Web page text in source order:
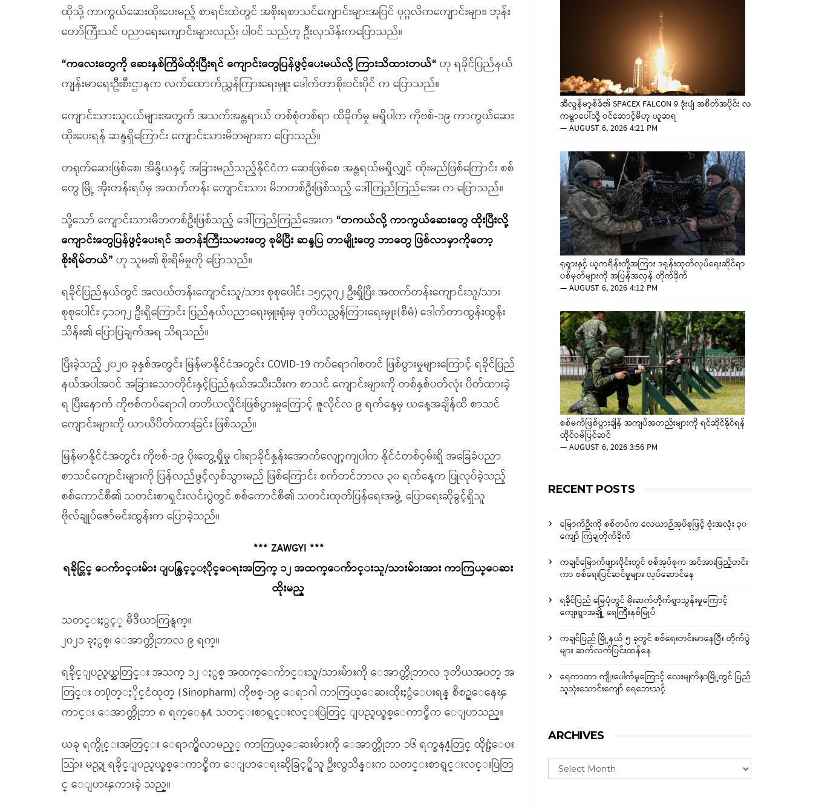
ထိုသို့ ကာကွယ်ဆေးထိုးပေးမည့် စာရင်းထဲတွင် အစိုးရစာသင်ကျောင်းများအပြင် ပုဂ္ဂလိကကျောင်းများ၊ ဘုန်း
တော်ကြီးသင် ပညာရေးကျောင်းများလည်း ပါဝင် သည်ဟု ဦးလှသိန်းကပြောသည်။
“ကလေးတွေကို ဆေးနှစ်ကြိမ်ထိုးပြီးရင် ကျောင်းတွေပြန်ဖွင့်ပေးမယ်လို့ ကြားသိထားတယ်“ ဟု ရခိုင်ပြည်နယ်
ကျန်းမာရေးဦးစီးဌာနက လက်ထောက်ညွှန်ကြားရေးမှူး ဒေါက်တာစိုးဝင်းပိုင် က ပြောသည်။
ကျောင်းသားသူငယ်များအတွက် အသက်အန္တရာယ် တစ်စုံတစ်ရာ ထိခိုက်မှု မရှိပါက ကိုဗစ်-၁၉ ကာကွယ်ဆေး
ထိုးပေးရန် ဆန္ဒရှိကြောင်း ကျောင်းသားမိဘများက ပြောသည်။
တရုတ်ဆေးဖြစ်စေ၊ အိန္ဒိယနှင့် အခြားမည်သည့်နိုင်ငံက ဆေးဖြစ်စေ အန္တရယ်မရှိလျှင် ထိုးမည်ဖြစ်ကြောင်း စစ်
တွေ မြို့ အိုးတန်းရပ်မှ အထက်တန်း ကျောင်းသား မိဘတစ်ဦးဖြစ်သည့် ဒေါ်ကြည်ကြည်အေး က ပြောသည်။
သို့သော် ကျောင်းသားမိဘတစ်ဦးဖြစ်သည့် ဒေါ်ကြည်ကြည်အေးက “တကယ်လို့ ကာကွယ်ဆေးတွေ ထိုးပြီးလို့
ကျောင်းတွေပြန်ဖွင့်ပေးရင် အတန်းကြီးသမားတွေ စုမိပြီး ဆန္ဒပြ တာမျိုးတွေ ဘာတွေ ဖြစ်လာမှာကိုတော့
စိုးရိမ်တယ်” ဟု သူမ၏ စိုးရိမ်မှုကို ပြောသည်။
ရခိုင်ပြည်နယ်တွင် အလယ်တန်းကျောင်းသူ/သား စုစုပေါင်း ၁၅၄၃၇၂ ဦးရှိပြီး အထက်တန်းကျောင်းသူ/သား
စုစုပေါင်း ၄၁၁၇၂ ဦးရှိကြောင်း ပြည်နယ်ပညာရေးမှူးရုံးမှ ဒုတိယညွှန်ကြားရေးမှူး(စီမံ) ဒေါက်တာထွန်းထွန်း
သိန်း၏ ပြောပြချက်အရ သိရသည်။
ပြီးခဲ့သည့် ၂၀၂၀ ခုနှစ်အတွင်း မြန်မာနိုင်ငံအတွင်း COVID-19 ကပ်ရောဂါစတင် ဖြစ်ပွားမှုများကြောင့် ရခိုင်ပြည်
နယ်အပါအဝင် အခြားသောတိုင်းနှင့်ပြည်နယ်အသီးသီးက စာသင် ကျောင်းများကို တစ်နှစ်ပတ်လုံး ပိတ်ထားခဲ့
ရ ပြီးနောက် ကိုဗစ်ကပ်ရောဂါ တတိယလှိုင်းဖြစ်ပွားမှုကြောင့် ဇူလိုင်လ ၉ ရက်နေ့မှ ယနေ့အချိန်ထိ စာသင်
ကျောင်းများကို ယာယီပိတ်ထားခြင်း ဖြစ်သည်။
မြန်မာနိုင်ငံအတွင်း ကိုဗစ်-၁၉ ပိုးတွေ့ရှိမှု ငါးရာခိုင်နှုန်းအောက်လျော့ကျပါက နိုင်ငံတစ်ဝှမ်းရှိ အခြေခံပညာ
စာသင်ကျောင်းများကို ပြန်လည်ဖွင့်လှစ်သွားမည် ဖြစ်ကြောင်း စက်တင်ဘာလ ၃၀ ရက်နေ့က ပြုလုပ်ခဲ့သည့်
စစ်ကောင်စီ၏ သတင်းစာရှင်းလင်းပွဲတွင် စစ်ကောင်စီ၏ သတင်းထုတ်ပြန်ရေးအဖွဲ့ ပြောရေးဆိုခွင့်ရှိသူ
ဗိုလ်ချုပ်ဇော်မင်းထွန်းက ပြောခဲ့သည်။
*** ZAWGYI ***
ရခိုင္တြင္ ေက်ာင္းမ်ား ျပန္ဖြင့္ႏိုင္ေရးအတြက္ ၁၂ အထက္ေက်ာင္းသူ/သားမ်ားအား ကာကြယ္ေဆး
ထိုးမည္
သတင္းႏွင့္ မီဒီယာကြန္ရက္။
၂၀၂၁ ခုႏွစ္၊ ေအာက္တိုဘာလ ၉ ရက္။
ရခိုင္ျပည္နယ္အတြင္း အသက္ ၁၂ ႏွစ္ အထက္ေက်ာင္းသူ/သားမ်ားကို ေအာက္တိုဘာလ ဒုတိယအပတ္ အ
တြင္း တ႐ုတ္ႏိုင္ငံထုတ္ (Sinopharm) ကိုဗစ္-၁၉ ေရာဂါ ကာကြယ္ေဆးထိုးႏွံေပးရန္ စီစဥ္ေနေၾ
ကာင္း ေအာက္တိုဘာ ၈ ရက္ေန႔ သတင္းစာရွင္းလင္းပြဲတြင္ ျပည္နယ္စစ္ေကာင္စီက ေျပာသည္။
ယခု ရက္ပိုင္းအတြင္း ေရာက္ရွိလာမည့္ ကာကြယ္ေဆးမ်ားကို ေအာက္တိုဘာ ၁၆ ရက္ခန႔္တြင္ ထိုးႏွံေပး
သြား မည္ဟု ရခိုင္ျပည္နယ္စစ္ေကာင္စီက ေျပာေရးဆိုခြင့္ရွိသူ ဦးလွသိန္းက သတင္းစာရွင္းလင္းပြဲတြ
င္ ေျပာၾကားခဲ့ သည္။
အီလွန်မာ့စ်ခ်၏ SPACEX FALCON 9 ဒုံးပျံ အစိတ်အပိုင်း လ
ကမ္ဘာပေါ်သို့ ဝင်ဆောင့်မိဟု ယူဆရ
—AUGUST 6, 2026 4:21 PM
ရုရှားနှင့် ယူကရိန်းတို့အကြား ဒရုန်းထုတ်လုပ်ရေးဆိုင်ရာ
ပစ်မှတ်များကို အပြန်အလှန် တိုက်ခိုက်
—AUGUST 6, 2026 4:12 PM
စစ်မက်ဖြစ်ပွားချိန် အကျပ်အတည်းများကို ရင်ဆိုင်နိုင်ရန်
ထိုင်ဝမ်ပြင်ဆင်
—AUGUST 6, 2026 3:56 PM
RECENT POSTS
မြောက်ဦးကို စစ်တပ်က လေယာဉ်အုပ်စုဖြင့် ဗုံးအလုံး ၃၀
ကျော် ကြဲချတိုက်ခိုက်
ကချင်မြောက်ဖျားပိုင်းတွင် စစ်အုပ်စုက အင်အားဖြည့်တင်း
ကာ စစ်ရေးပြင်ဆင်မှုများ လုပ်ဆောင်နေ
ရခိုင်ပြည် မြေပုံတွင် မိုးဆက်တိုက်ရွာသွန်းမှုကြောင့်
ကျေးရွာအချို့ ရေကြီးနစ်မြုပ်
ကချင်ပြည် မြို့နယ် ၅ ခုတွင် စစ်ရေးတင်းမာနေပြီး တိုက်ပွဲ
များ ဆက်လက်ပြင်းထန်နေ
ရေကာတာ ကျိုးပေါက်မှုကြောင့် လေးမျက်နှာမြို့တွင် ပြည်
သူသုံးသောင်းကျော် ရေဘေးသင့်
ARCHIVES